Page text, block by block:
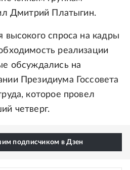
Дмитрий Платыгин.
высокого спроса на кадры
реализации
обсуждались на
Президиума Госсовета
которое провел
четверг.
подписчиком в Дзен